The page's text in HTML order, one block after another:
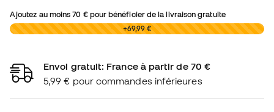
Ajoutez au moins70 €pour bénéficier de la livraison gratuite
0,00 € +69,99 €
Envoi gratuit: France à partir de 70 €
5,99 € pour commandes inférieures